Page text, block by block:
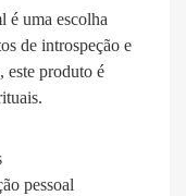
é uma escolha
de introspeção e
este produto é
pessoal